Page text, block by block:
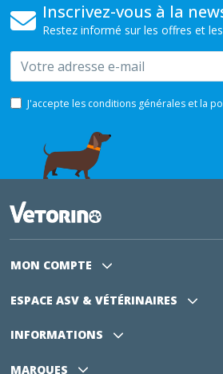
Inscrivez-vous à la
Restez informé sur les offres et
Email
J'accepte les conditions générales et la
MON COMPTE
ESPACE ASV & VÉTÉRINAIRES
INFORMATIONS
MARQUES